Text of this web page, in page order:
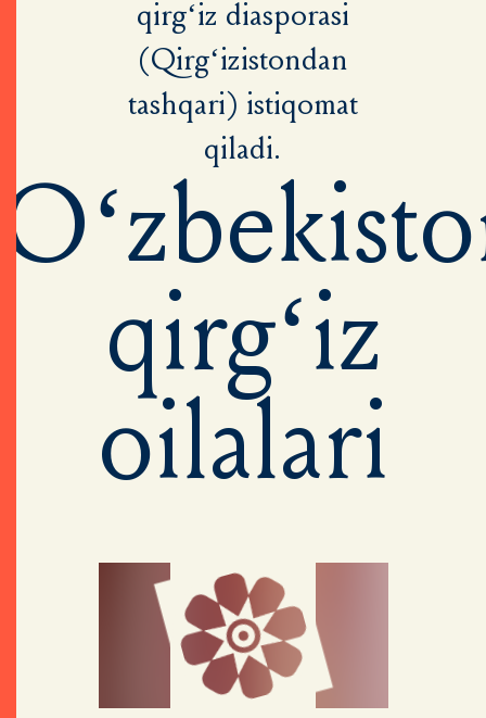
qirg‘iz diasporasi
(Qirg‘izistondan
tashqari) istiqomat
qiladi.
qirg‘iz
oilalari